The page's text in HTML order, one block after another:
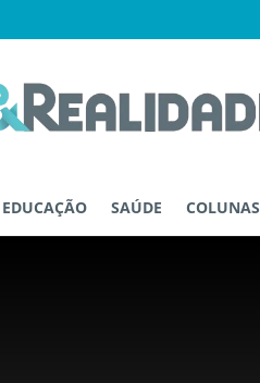
EDUCAÇÃO SAÚDE COLUNAS